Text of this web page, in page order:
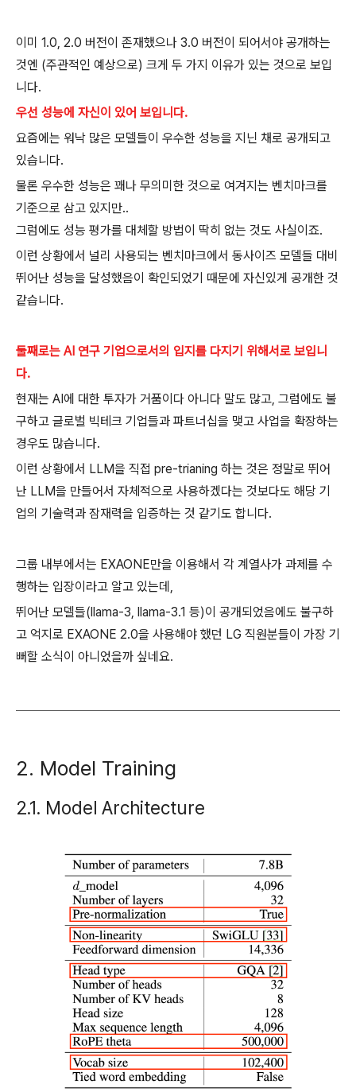
이미 1.0, 2.0 버전이 존재했으나 3.0 버전이 되어서야 공개하는
것엔 (주관적인 예상으로) 크게 두 가지 이유가 있는 것으로 보입
니다.
우선 성능에 자신이 있어 보입니다.
요즘에는 워낙 많은 모델들이 우수한 성능을 지닌 채로 공개되고
있습니다.
물론 우수한 성능은 꽤나 무의미한 것으로 여겨지는 벤치마크를
기준으로 삼고 있지만..
그럼에도 성능 평가를 대체할 방법이 딱히 없는 것도 사실이죠.
이런 상황에서 널리 사용되는 벤치마크에서 동사이즈 모델들 대비
뛰어난 성능을 달성했음이 확인되었기 때문에 자신있게 공개한 것
같습니다.
둘째로는 AI 연구 기업으로서의 입지를 다지기 위해서로 보입니
다.
현재는 AI에 대한 투자가 거품이다 아니다 말도 많고, 그럼에도 불
구하고 글로벌 빅테크 기업들과 파트너십을 맺고 사업을 확장하는
경우도 많습니다.
이런 상황에서 LLM을 직접 pre-trianing 하는 것은 정말로 뛰어
난 LLM을 만들어서 자체적으로 사용하겠다는 것보다도 해당 기
업의 기술력과 잠재력을 입증하는 것 같기도 합니다.
그룹 내부에서는 EXAONE만을 이용해서 각 계열사가 과제를 수
행하는 입장이라고 알고 있는데,
뛰어난 모델들(llama-3, llama-3.1 등)이 공개되었음에도 불구하
고 억지로 EXAONE 2.0을 사용해야 했던 LG 직원분들이 가장 기
뻐할 소식이 아니었을까 싶네요.
2. Model Training
2.1. Model Architecture